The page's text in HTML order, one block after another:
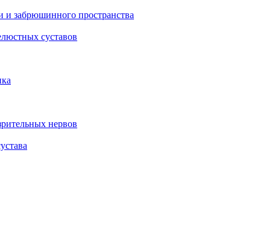
забрюшинного пространства
суставов
нервов